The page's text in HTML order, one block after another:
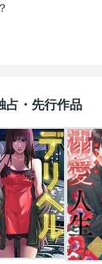
占・先行作品